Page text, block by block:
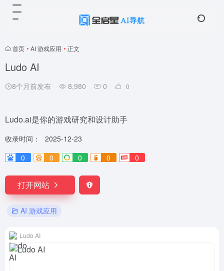
首页 • AI 游戏应用 • 正文
Ludo AI
8个月前发布 8,980 0 0
Ludo.ai是你的游戏研究和设计助手
收录时间：
2025-12-23
0
0 0 0 0
打开网站
AI 游戏应用
Ludo AI